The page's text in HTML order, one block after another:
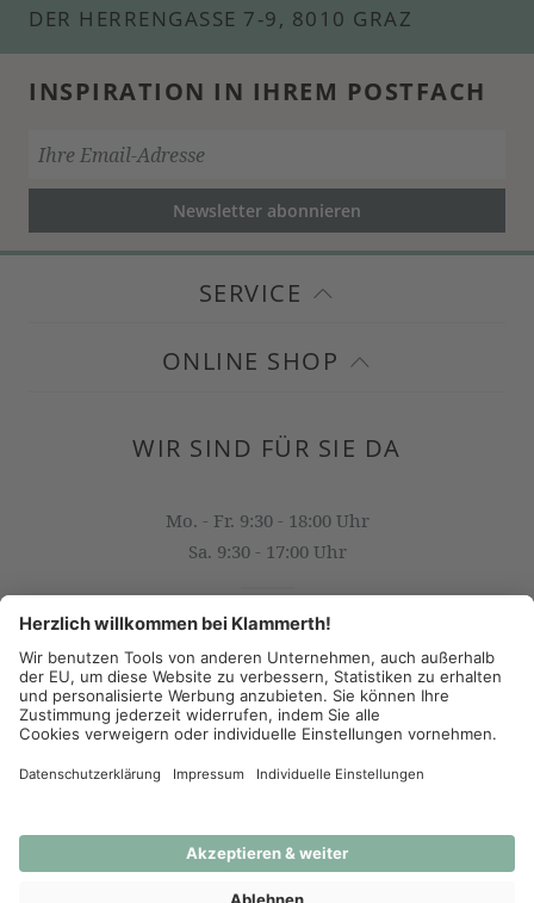
DER HERRENGASSE 7-9, 8010 GRAZ
INSPIRATION IN IHREM POSTFACH
Newsletter abonnieren
SERVICE
ONLINE SHOP
WIR SIND FÜR SIE DA
Mo. - Fr. 9:30 - 18:00 Uhr
Sa. 9:30 - 17:00 Uhr
OFFICE@KLAMMERTH.AT
+43 316 825 618 0
(c) 2026 - J.K. Klammerth, Josef Hahns Erben KG